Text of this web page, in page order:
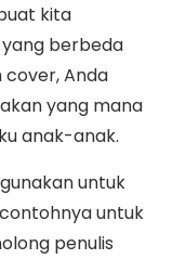
kita
berbeda
cover, Anda
yang mana
anak-anak.
untuk
untuk
penulis